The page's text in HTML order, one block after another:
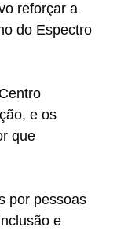
reforçar a
do Espectro
e os
que
por pessoas
e